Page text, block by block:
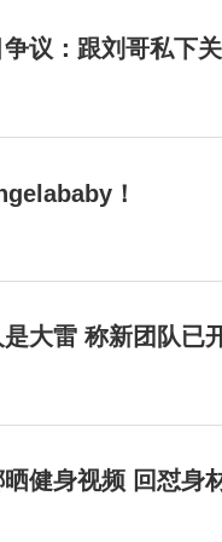
议：跟刘哥私下
！
大雷 称新团队已
健身视频 回怼身